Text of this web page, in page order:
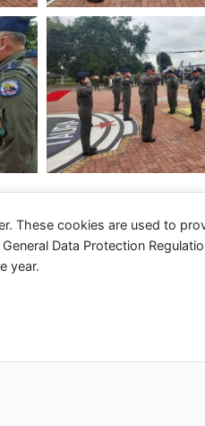
derechos © 2026 Fuerza
These cookies are used to
Data Protection
year.